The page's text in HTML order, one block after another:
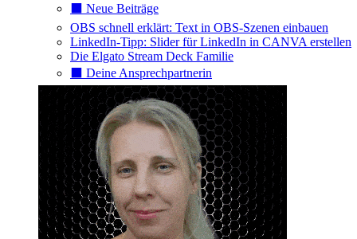
⬛️ Neue Beiträge
OBS schnell erklärt: Text in OBS-Szenen einbauen
LinkedIn-Tipp: Slider für LinkedIn in CANVA erstellen
Die Elgato Stream Deck Familie
⬛️ Deine Ansprechpartnerin